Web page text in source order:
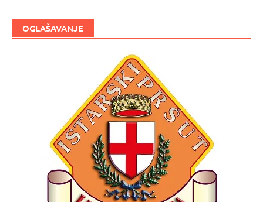
OGLAŠAVANJE